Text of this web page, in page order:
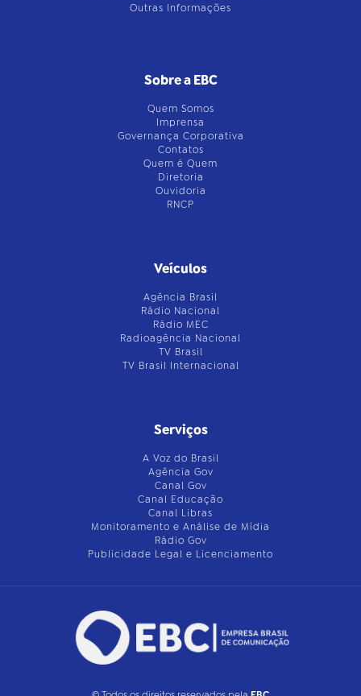
Outras Informações
Sobre a EBC
Quem Somos
Imprensa
Governança Corporativa
Contatos
Quem é Quem
Diretoria
Ouvidoria
RNCP
Veículos
Agência Brasil
Rádio Nacional
Rádio MEC
Radioagência Nacional
TV Brasil
TV Brasil Internacional
Serviços
A Voz do Brasil
Agência Gov
Canal Gov
Canal Educação
Canal Libras
Monitoramento e Análise de Mídia
Rádio Gov
Publicidade Legal e Licenciamento